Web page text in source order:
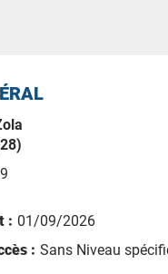
: 01/09/2026
: Sans Niveau